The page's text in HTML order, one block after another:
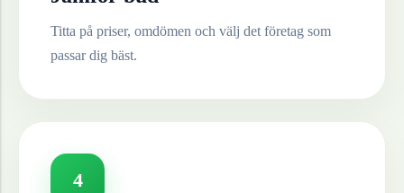
Titta på priser, omdömen och välj det företag som
passar dig bäst.
4